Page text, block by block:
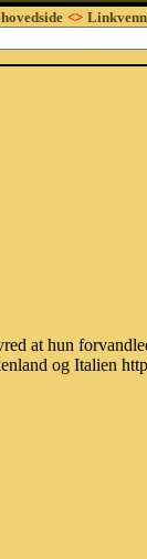
<>
at hun
og Italien